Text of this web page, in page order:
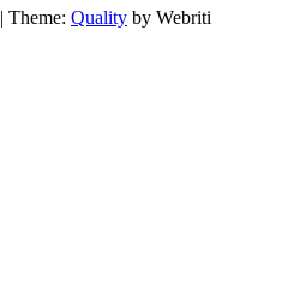
| Theme: Quality by Webriti